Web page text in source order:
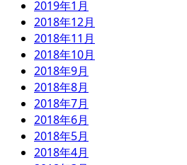
2019年1月
2018年12月
2018年11月
2018年10月
2018年9月
2018年8月
2018年7月
2018年6月
2018年5月
2018年4月